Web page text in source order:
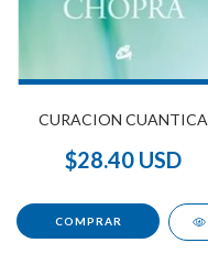
CURACION CUANTICA
$28.40 USD